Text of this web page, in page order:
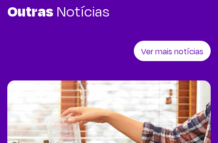
Outras Notícias
Ver mais notícias